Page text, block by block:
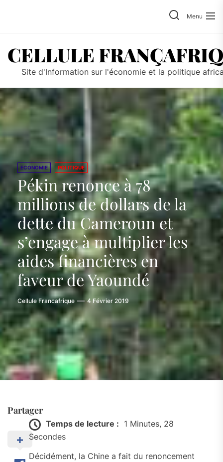
Menu
CELLULE
Site d'Information sur l'économie et la politique
ECONOMIE POLITIQUE
Pékin renonce à 78
millions de dollars de la
dette du Cameroun et
s’engage à multiplier les
aides financières en
faveur de Yaoundé
Cellule Francafrique 4 Février 2019
Partager
Temps de lecture : 1 Minutes, 28
Secondes
Décidément, la Chine a fait du renoncement